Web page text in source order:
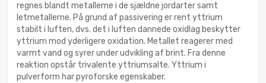
regnes blandt metallerne i de sjældne jordarter samt
letmetallerne. På grund af passivering er rent yttrium
stabilt i luften, dvs. det i luften dannede oxidlag beskytter
yttrium mod yderligere oxidation. Metallet reagerer med
varmt vand og syrer under udvikling af brint. Fra denne
reaktion opstår trivalente yttriumsalte. Yttrium i
pulverform har pyroforske egenskaber.